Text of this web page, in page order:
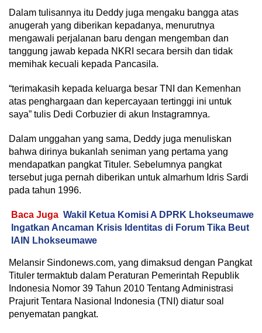
Dalam tulisannya itu Deddy juga mengaku bangga atas
anugerah yang diberikan kepadanya, menurutnya
mengawali perjalanan baru dengan mengemban dan
tanggung jawab kepada NKRI secara bersih dan tidak
memihak kecuali kepada Pancasila.
“terimakasih kepada keluarga besar TNI dan Kemenhan
atas penghargaan dan kepercayaan tertinggi ini untuk
saya” tulis Dedi Corbuzier di akun Instagramnya.
Dalam unggahan yang sama, Deddy juga menuliskan
bahwa dirinya bukanlah seniman yang pertama yang
mendapatkan pangkat Tituler. Sebelumnya pangkat
tersebut juga pernah diberikan untuk almarhum Idris Sardi
pada tahun 1996.
Baca Juga Wakil Ketua Komisi A DPRK Lhokseumawe
Ingatkan Ancaman Krisis Identitas di Forum Tika Beut
IAIN Lhokseumawe
Melansir Sindonews.com, yang dimaksud dengan Pangkat
Tituler termaktub dalam Peraturan Pemerintah Republik
Indonesia Nomor 39 Tahun 2010 Tentang Administrasi
Prajurit Tentara Nasional Indonesia (TNI) diatur soal
penyematan pangkat.